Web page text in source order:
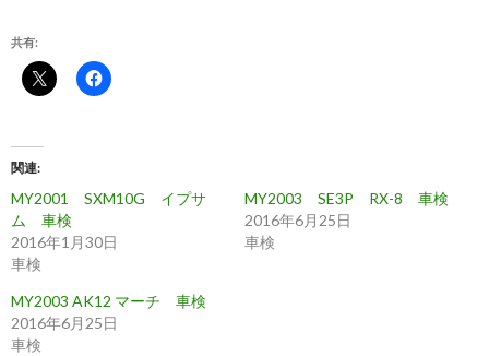
共有:
関連
MY2001 SXM10G イプサ
ム 車検
2016年1月30日
車検
MY2003 SE3P RX-8 車検
2016年6月25日
車検
MY2003 AK12 マーチ 車検
2016年6月25日
車検